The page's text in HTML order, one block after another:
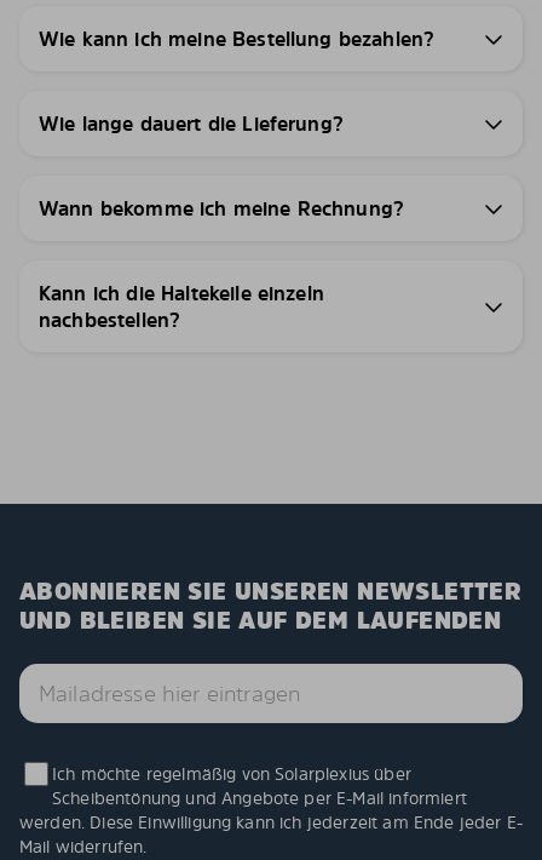
Wie kann ich meine Bestellung bezahlen?
Wie lange dauert die Lieferung?
Wann bekomme ich meine Rechnung?
Kann ich die Haltekeile einzeln
nachbestellen?
ABONNIEREN SIE UNSEREN NEWSLETTER
UND BLEIBEN SIE AUF DEM LAUFENDEN
Ich möchte regelmäßig von Solarplexius über
Scheibentönung und Angebote per E-Mail informiert
werden. Diese Einwilligung kann ich jederzeit am Ende jeder E-
Mail widerrufen.